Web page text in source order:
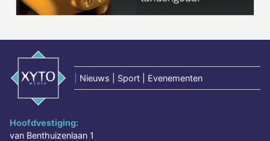
Nieuws | Sport | Evenementen
Hoofdvestiging:
van Benthuizenlaan 1